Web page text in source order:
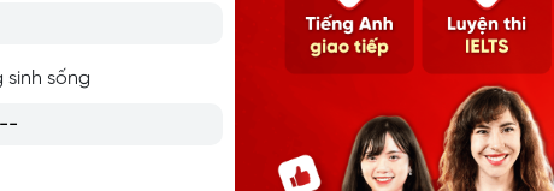
User-generated content helps brands attract more
. (Nội dung do người dùng tạo giúp
các thương hiệu thu hút nhiều khách hàng hơn.)
We are living in a digital era where communication is
(Chúng ta đang sống trong thời đại số nơi
sinh sống